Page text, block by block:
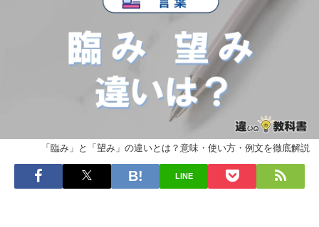
「臨み」と「望み」の違いとは？意味・使い方・例文を徹底解説
LINE